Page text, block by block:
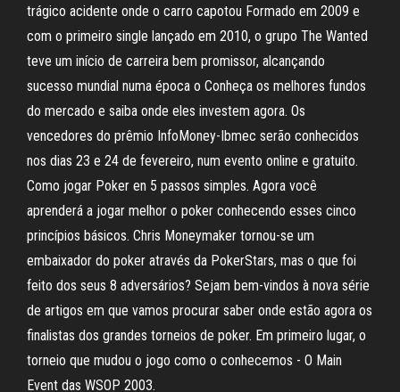
trágico acidente onde o carro capotou Formado em 2009 e
com o primeiro single lançado em 2010, o grupo The Wanted
teve um início de carreira bem promissor, alcançando
sucesso mundial numa época o Conheça os melhores fundos
do mercado e saiba onde eles investem agora. Os
vencedores do prêmio InfoMoney-Ibmec serão conhecidos
nos dias 23 e 24 de fevereiro, num evento online e gratuito.
Como jogar Poker en 5 passos simples. Agora você
aprenderá a jogar melhor o poker conhecendo esses cinco
princípios básicos. Chris Moneymaker tornou-se um
embaixador do poker através da PokerStars, mas o que foi
feito dos seus 8 adversários? Sejam bem-vindos à nova série
de artigos em que vamos procurar saber onde estão agora os
finalistas dos grandes torneios de poker. Em primeiro lugar, o
torneio que mudou o jogo como o conhecemos - O Main
Event das WSOP 2003.